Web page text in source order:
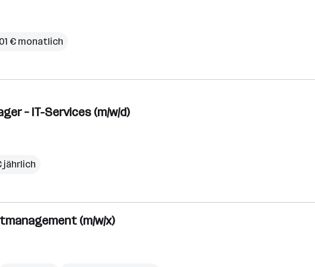
€ monatlich
– IT-Services (m/w/d)
jährlich
(m/w/x)